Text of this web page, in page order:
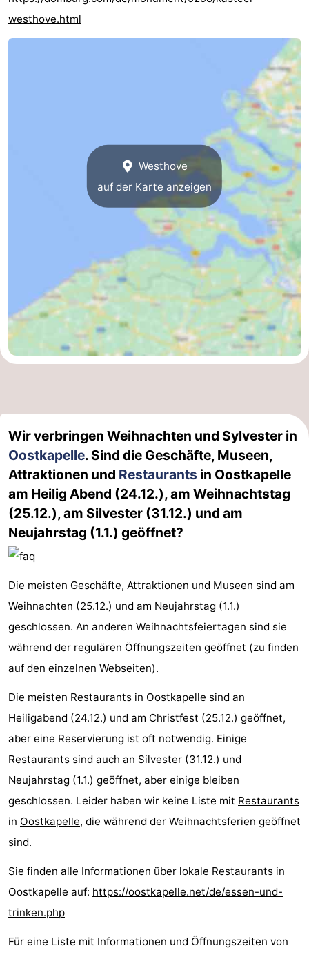
westhove.html
Westhove
auf der Karte anzeigen
Wir verbringen Weihnachten und Sylvester in
Oostkapelle. Sind die Geschäfte, Museen,
Attraktionen und Restaurants in Oostkapelle
am Heilig Abend (24.12.), am Weihnachtstag
(25.12.), am Silvester (31.12.) und am
Neujahrstag (1.1.) geöffnet?
Die meisten Geschäfte, Attraktionen und Museen sind am
Weihnachten (25.12.) und am Neujahrstag (1.1.)
geschlossen. An anderen Weihnachtsfeiertagen sind sie
während der regulären Öffnungszeiten geöffnet (zu finden
auf den einzelnen Webseiten).
Die meisten Restaurants in Oostkapelle sind an
Heiligabend (24.12.) und am Christfest (25.12.) geöffnet,
aber eine Reservierung ist oft notwendig. Einige
Restaurants sind auch an Silvester (31.12.) und
Neujahrstag (1.1.) geöffnet, aber einige bleiben
geschlossen. Leider haben wir keine Liste mit Restaurants
in Oostkapelle, die während der Weihnachtsferien geöffnet
sind.
Sie finden alle Informationen über lokale Restaurants in
Oostkapelle auf: https://oostkapelle.net/de/essen-und-
trinken.php
Für eine Liste mit Informationen und Öffnungszeiten von